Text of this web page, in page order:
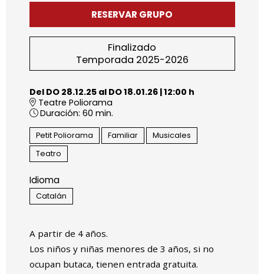
RESERVAR GRUPO
Finalizado
Temporada 2025-2026
Del DO 28.12.25al DO 18.01.26|12:00 h
Teatre Poliorama
Duración: 60 min.
Petit Poliorama Familiar
Musicales
Teatro
Idioma
Catalán
A partir de 4 años.
Los niños y niñas menores de 3 años, si no
ocupan butaca, tienen entrada gratuita.